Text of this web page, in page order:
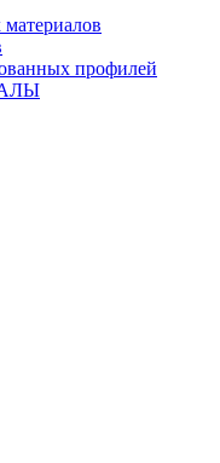
профилей